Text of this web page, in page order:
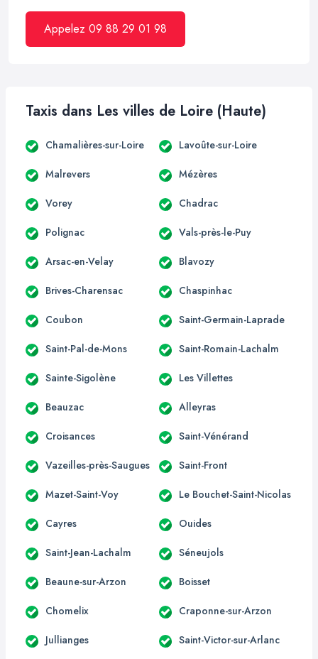
Appelez 09 88 29 01 98
Taxis dans Les villes de Loire (Haute)
Chamalières-sur-Loire Lavoûte-sur-Loire
Malrevers Mézères
Vorey Chadrac
Polignac Vals-près-le-Puy
Arsac-en-Velay Blavozy
Brives-Charensac Chaspinhac
Coubon Saint-Germain-Laprade
Saint-Pal-de-Mons Saint-Romain-Lachalm
Sainte-Sigolène Les Villettes
Beauzac Alleyras
Croisances Saint-Vénérand
Vazeilles-près-Saugues Saint-Front
Mazet-Saint-Voy Le Bouchet-Saint-Nicolas
Cayres Ouides
Saint-Jean-Lachalm Séneujols
Beaune-sur-Arzon Boisset
Chomelix Craponne-sur-Arzon
Jullianges Saint-Victor-sur-Arlanc